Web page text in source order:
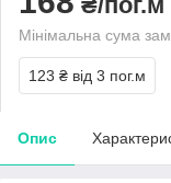
Мінімальна сума
123 ₴ від 3 пог.м
Опис